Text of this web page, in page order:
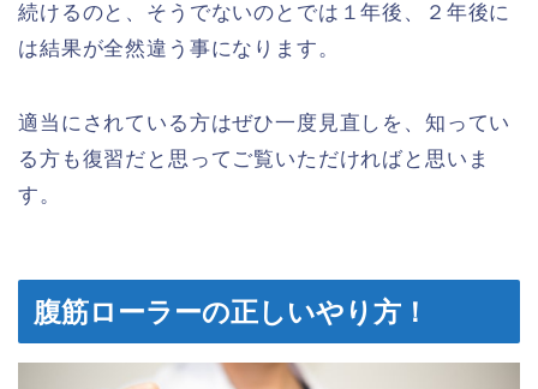
続けるのと、そうでないのとでは１年後、２年後に
は結果が全然違う事になります。
適当にされている方はぜひ一度見直しを、知ってい
る方も復習だと思ってご覧いただければと思いま
す。
腹筋ローラーの正しいやり方！